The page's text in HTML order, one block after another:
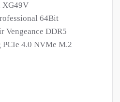
XG49V
64Bit
Vengeance DDR5
PCIe 4.0 NVMe M.2